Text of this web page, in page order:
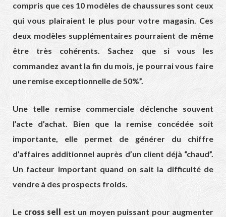
compris que ces 10 modèles de chaussures sont ceux
qui vous plairaient le plus pour votre magasin. Ces
deux modèles supplémentaires pourraient de même
être très cohérents. Sachez que si vous les
commandez avant la fin du mois, je pourrai vous faire
une remise exceptionnelle de 50%”.
Une telle remise commerciale déclenche souvent
l’acte d’achat. Bien que la remise concédée soit
importante, elle permet de générer du chiffre
d’affaires additionnel auprès d’un client déjà “chaud”.
Un facteur important quand on sait la difficulté de
vendre à des prospects froids.
Le cross sell est un moyen puissant pour augmenter